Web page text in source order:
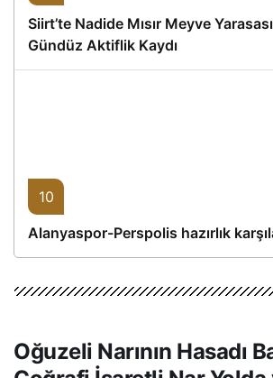
Siirt’te Nadide Mısır Meyve
Gündüz Aktiflik Kaydı
10
Alanyaspor-Perspolis hazırlık
Oğuzeli Narının Hasadı